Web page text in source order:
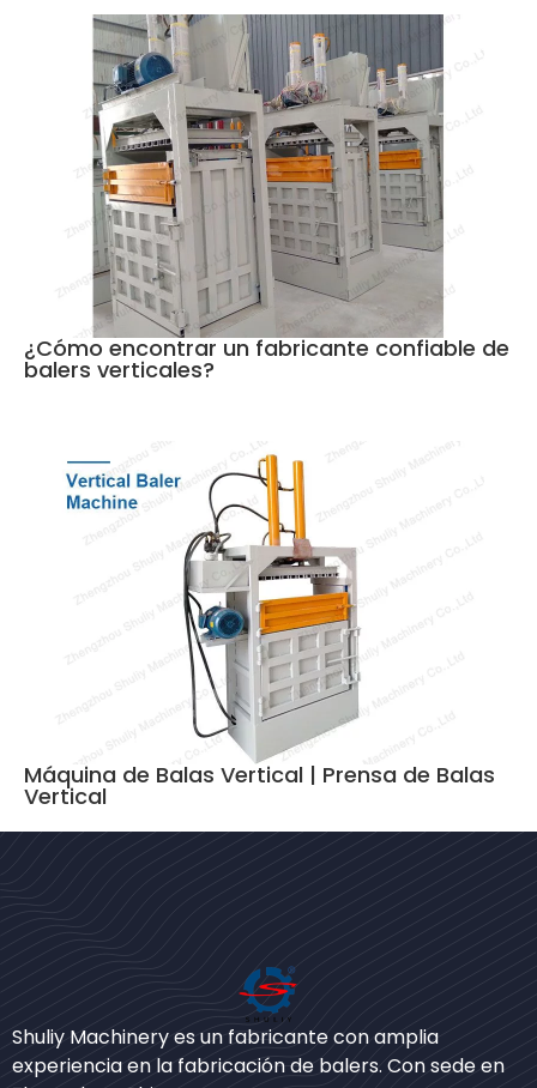
¿Cómo encontrar un fabricante confiable de
balers verticales?
Máquina de Balas Vertical | Prensa de Balas
Vertical
Shuliy Machinery es un fabricante con amplia
experiencia en la fabricación de balers. Con sede en
Urdu